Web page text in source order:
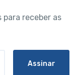
para receber as
Assinar